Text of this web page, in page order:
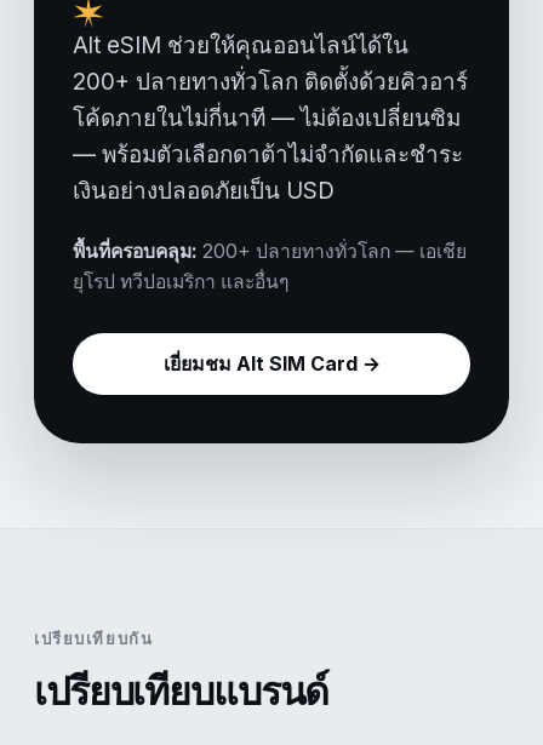
Alt eSIM ช่วยให้คุณออนไลน์ได้ใน
200+ ปลายทางทั่วโลก ติดตั้งด้วยคิวอาร์
โค้ดภายในไม่กี่นาที — ไม่ต้องเปลี่ยนซิม
— พร้อมตัวเลือกดาต้าไม่จำกัดและชำระ
เงินอย่างปลอดภัยเป็น USD
พื้นที่ครอบคลุม: 200+ ปลายทางทั่วโลก — เอเชีย
ยุโรป ทวีปอเมริกา และอื่นๆ
เยี่ยมชม Alt SIM Card →
เปรียบเทียบกัน
เปรียบเทียบแบรนด์